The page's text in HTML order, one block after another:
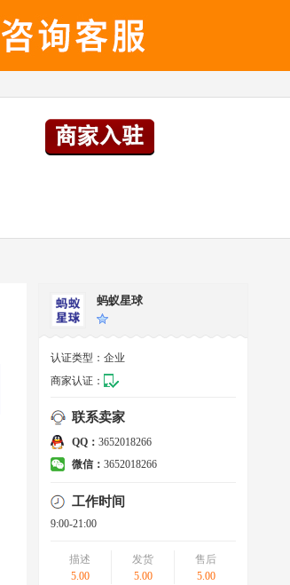
蚂蚁星球
认证类型： 企业
商家认证：
联系卖家
QQ： 3652018266
微信： 3652018266
工作时间
9:00-21:00
描述
5.00
发货
5.00
售后
5.00